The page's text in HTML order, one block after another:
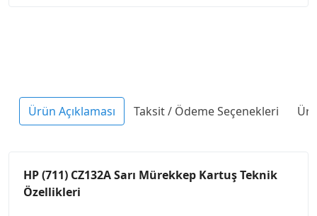
Ürün Açıklaması Taksit / Ödeme Seçenekleri
HP (711) CZ132A Sarı Mürekkep Kartuş Teknik
Özellikleri